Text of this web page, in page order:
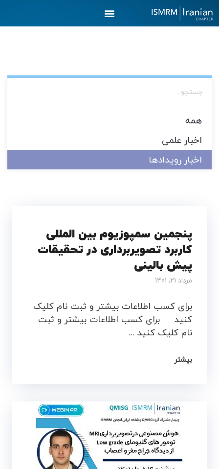
محتوا
همه
اخبار علمی
اخبار رویدادها
پنجمین سمپوزیوم بین المللی
کاربرد تصویربرداری در تحقیقات
پیش بالینی
مرداد 21, 1401
برای کسب اطلاعات بیشتر و ثبت نام کلیک
کنید برای کسب اطلاعات بیشتر و ثبت
نام کلیک کنید ...
بیشتر